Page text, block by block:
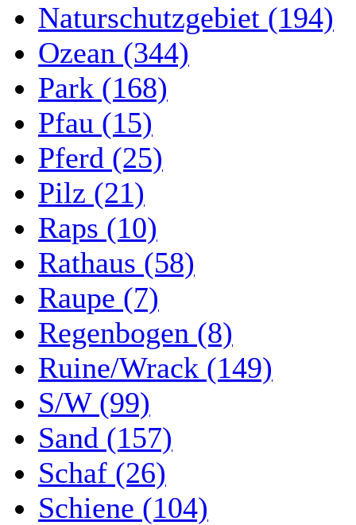
Naturschutzgebiet (194)
Ozean (344)
Park (168)
Pfau (15)
Pferd (25)
Pilz (21)
Raps (10)
Rathaus (58)
Raupe (7)
Regenbogen (8)
Ruine/Wrack (149)
S/W (99)
Sand (157)
Schaf (26)
Schiene (104)